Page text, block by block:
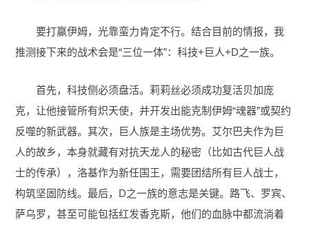
要打赢伊姆，光靠蛮力肯定不行。结合目前的情报，我
推测接下来的战术会是“三位一体”：科技+巨人+D之一族。
首先，科技侧必须盘活。莉莉丝必须成功复活贝加庞
克，让他接管所有炽天使，并开发出能克制伊姆“魂器”或契约
反噬的新武器。其次，巨人族是主场优势。艾尔巴夫作为巨
人的故乡，本身就藏有对抗天龙人的秘密（比如古代巨人战
士的传承），洛基作为新任国王，需要团结所有巨人战士，
构筑坚固防线。最后，D之一族的意志是关键。路飞、罗宾、
萨乌罗，甚至可能包括红发香克斯，他们的血脉中都流淌着